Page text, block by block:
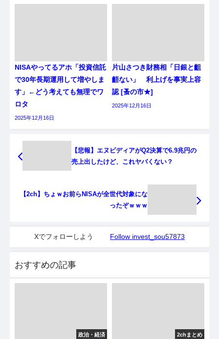
NISAやってるアホ「投資信託
で30年長期運用して増やしま
す」←どう考えても無理でワ
ロタ
2025年12月16日
片山さつき財務相「日銀と齟
齬ない」 利上げを事実上容
認 [蚤の市★]
2025年12月16日
【悲報】エヌビディアがQ2決算で6.9兆円の
売上出したけど、これヤバくない？
【2ch】ちょｗお前らNISAが全世代対象にな
ったぞｗｗｗ
Xでフォローしよう Follow invest_sou57873
おすすめの記事
政治・経済 2chまとめ